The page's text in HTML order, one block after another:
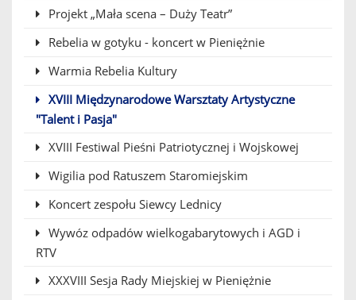
Projekt „Mała scena – Duży Teatr”
Rebelia w gotyku - koncert w Pieniężnie
Warmia Rebelia Kultury
XVIII Międzynarodowe Warsztaty Artystyczne
"Talent i Pasja"
XVIII Festiwal Pieśni Patriotycznej i Wojskowej
Wigilia pod Ratuszem Staromiejskim
Koncert zespołu Siewcy Lednicy
Wywóz odpadów wielkogabarytowych i AGD i
RTV
XXXVIII Sesja Rady Miejskiej w Pieniężnie